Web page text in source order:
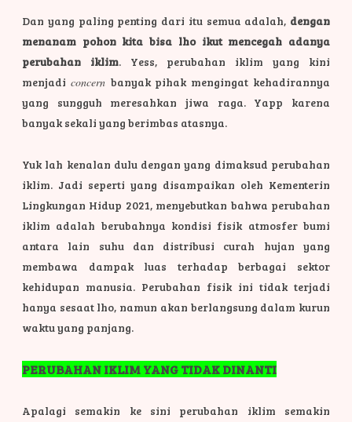
Dan yang paling penting dari itu semua adalah, dengan
menanam pohon kita bisa lho ikut mencegah adanya
perubahan iklim. Yess, perubahan iklim yang kini
menjadi concern banyak pihak mengingat kehadirannya
yang sungguh meresahkan jiwa raga. Yapp karena
banyak sekali yang berimbas atasnya.
Yuk lah kenalan dulu dengan yang dimaksud perubahan
iklim. Jadi seperti yang disampaikan oleh Kementerin
Lingkungan Hidup 2021, menyebutkan bahwa perubahan
iklim adalah berubahnya kondisi fisik atmosfer bumi
antara lain suhu dan distribusi curah hujan yang
membawa dampak luas terhadap berbagai sektor
kehidupan manusia. Perubahan fisik ini tidak terjadi
hanya sesaat lho, namun akan berlangsung dalam kurun
waktu yang panjang.
PERUBAHAN IKLIM YANG TIDAK DINANTI
Apalagi semakin ke sini perubahan iklim semakin